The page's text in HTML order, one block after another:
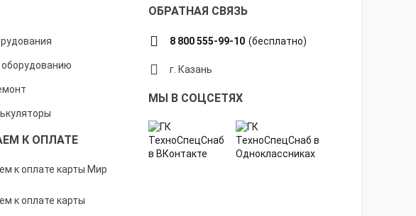
ОБРАТНАЯ СВЯЗЬ
К ОПЛАТЕ
8 800 555-99-10 (бесплатно)
г. Казань
МЫ В СОЦСЕТЯХ